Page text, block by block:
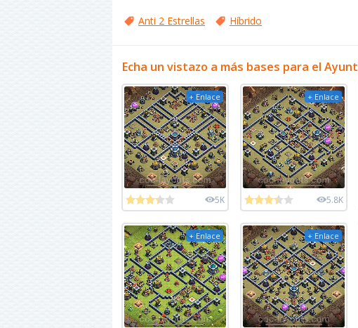
Anti 2 Estrellas Híbrido
Echa un vistazo a más bases para el
+ Enlace
5K
+ Enlace
5.8K
+ Enlace + Enlace